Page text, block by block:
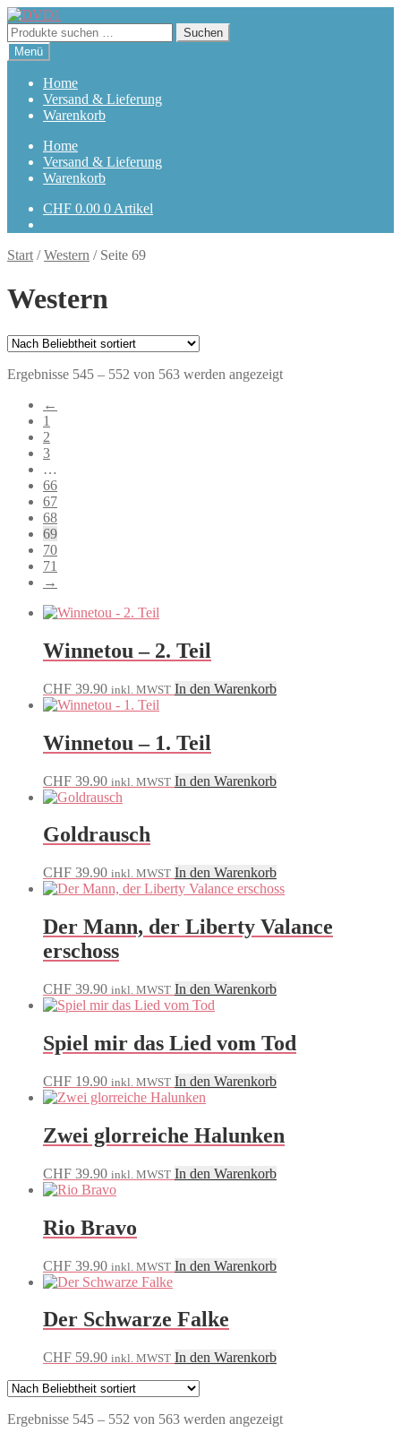
Zur
Navigation
springen
Zum
Inhalt
springen
Suchen
nach:
Suchen
Menü
Home
Versand & Lieferung
Warenkorb
Home
Versand & Lieferung
Warenkorb
CHF 0.00 0 Artikel
Start /Western / Seite 69
Western
Ergebnisse 545 – 552 von 563 werden angezeigtNach
←
1
2
3
…
66
67
68
69
70
71
→
Winnetou – 2. Teil
CHF 39.90 inkl. MWST In den Warenkorb
Winnetou – 1. Teil
CHF 39.90 inkl. MWST In den Warenkorb
Goldrausch
CHF 39.90 inkl. MWST In den Warenkorb
Der Mann, der Liberty Valance
erschoss
CHF 39.90 inkl. MWST In den Warenkorb
Spiel mir das Lied vom Tod
CHF 19.90 inkl. MWST In den Warenkorb
Zwei glorreiche Halunken
CHF 39.90 inkl. MWST In den Warenkorb
Rio Bravo
CHF 39.90 inkl. MWST In den Warenkorb
Der Schwarze Falke
CHF 59.90 inkl. MWST In den Warenkorb
Ergebnisse 545 – 552 von 563 werden angezeigtNach